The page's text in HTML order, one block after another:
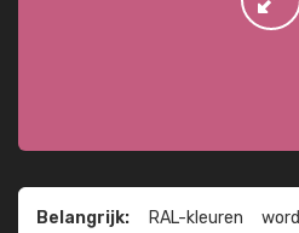
Belangrijk: RAL-kleuren